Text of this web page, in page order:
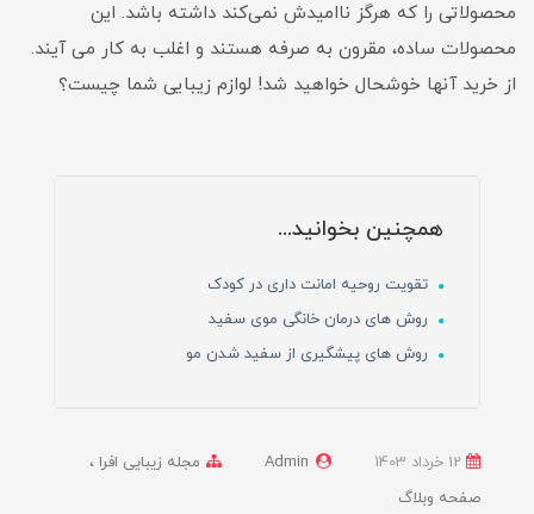
محصولاتی را که هرگز ناامیدش نمی‌کند داشته باشد. این
محصولات ساده، مقرون به صرفه هستند و اغلب به کار می آیند.
از خرید آنها خوشحال خواهید شد! لوازم زیبایی شما چیست؟
همچنین بخوانید...
تقویت روحیه امانت داری در کودک
روش های درمان خانگی موی سفید
روش های پیشگیری از سفید شدن مو
Admin
مجله زیبایی افرا
صفحه وبلاگ